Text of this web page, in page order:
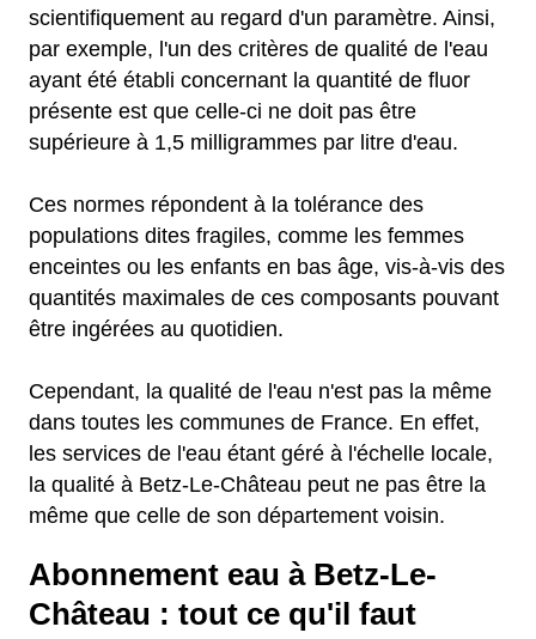
scientifiquement au regard d'un paramètre. Ainsi,
par exemple, l'un des critères de qualité de l'eau
ayant été établi concernant la quantité de fluor
présente est que celle-ci ne doit pas être
supérieure à 1,5 milligrammes par litre d'eau.
Ces normes répondent à la tolérance des
populations dites fragiles, comme les femmes
enceintes ou les enfants en bas âge, vis-à-vis des
quantités maximales de ces composants pouvant
être ingérées au quotidien.
Cependant, la qualité de l'eau n'est pas la même
dans toutes les communes de France. En effet,
les services de l'eau étant géré à l'échelle locale,
la qualité à Betz-Le-Château peut ne pas être la
même que celle de son département voisin.
Abonnement eau à Betz-Le-
Château : tout ce qu'il faut